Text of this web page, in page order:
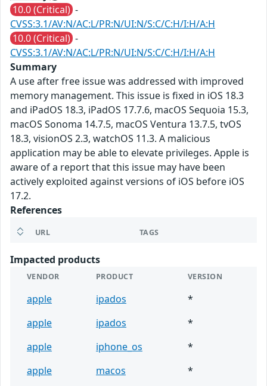
10.0 (Critical) -
CVSS:3.1/AV:N/AC:L/PR:N/UI:N/S:C/C:H/I:H/A:H
10.0 (Critical) -
CVSS:3.1/AV:N/AC:L/PR:N/UI:N/S:C/C:H/I:H/A:H
Summary
A use after free issue was addressed with improved
memory management. This issue is fixed in iOS 18.3
and iPadOS 18.3, iPadOS 17.7.6, macOS Sequoia 15.3,
macOS Sonoma 14.7.5, macOS Ventura 13.7.5, tvOS
18.3, visionOS 2.3, watchOS 11.3. A malicious
application may be able to elevate privileges. Apple is
aware of a report that this issue may have been
actively exploited against versions of iOS before iOS
17.2.
References
URL TAGS
Impacted products
VENDOR PRODUCT VERSION
apple ipados
*
apple
ipados
*
apple
iphone_os
*
apple
macos
*